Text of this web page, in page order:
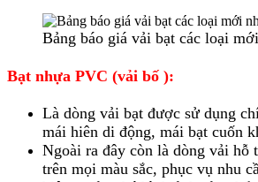
Bảng báo giá vải bạt các loại
Bạt nhựa PVC (vải bố ):
Là dòng vải bạt được sử dụng
mái hiên di động, mái bạt cuốn
Ngoài ra đây còn là dòng vải hỗ
trên mọi màu sắc, phục vụ nhu